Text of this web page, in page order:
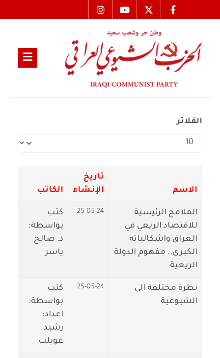
الفلاتر
عدد الإظهارات:
الاسم
تاريخ
الإنشاء
الكاتب
الملامح الرئيسية
للاقتصاد الريعي في
العراق واشكالياته
الكبرى.. مفهوم الدولة
الريعية
25-05-24
كتب
بواسطة:
د. صالح
ياسر
نظرة مختلفة الى
الشيوعية
25-05-24
كتب
بواسطة:
اعداد:
رشيد
غويلب